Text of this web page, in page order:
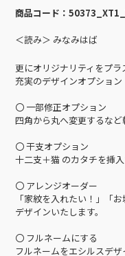
商品コード：
＜読み＞ みなみはば
更にオリジナリティをプ
充実のデザインオプション
〇 一部修正オプション
四角から丸へ変更するなど
〇 干支オプション
十二支＋猫 のカタチを挿入
〇 アレンジオーダー
「家紋を入れたい！」「
デザインいたします。
〇 フルネームにする
フルネームをエシルスデ